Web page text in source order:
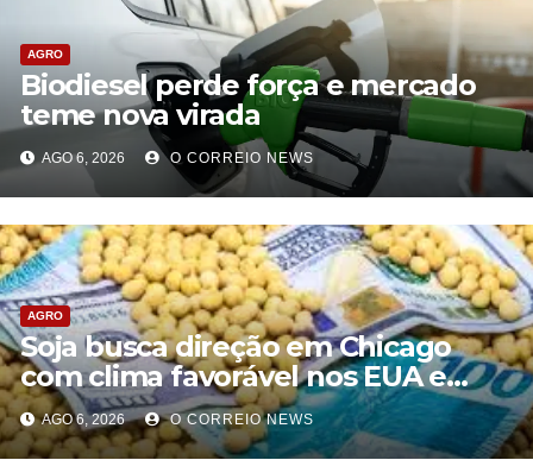
AGRO
Biodiesel perde força e mercado
teme nova virada
AGO 6, 2026 O CORREIO NEWS
AGRO
Soja busca direção em Chicago
com clima favorável nos EUA e
tensão geopolítica limitando novas
baixas
AGO 6, 2026 O CORREIO NEWS